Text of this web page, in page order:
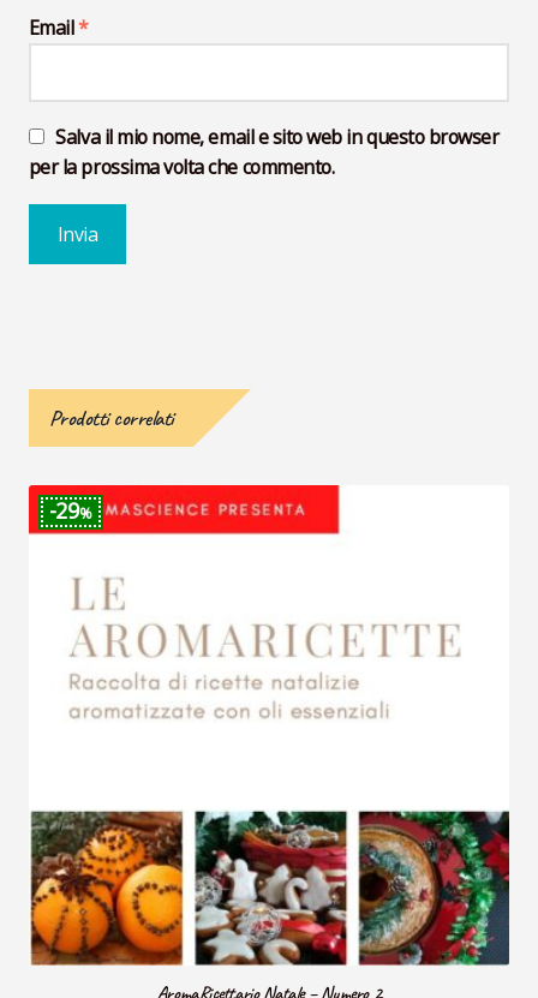
Email*
Salva il mio nome, email e sito web in questo browser
per la prossima volta che commento.
Prodotti correlati
29%